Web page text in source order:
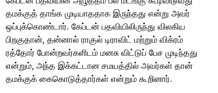
தமக்குத் தாங்க முடியாததாக இருந்தது என்று அவர்
ஒப்புக்கொண்டார். கேப்டன் பதவியிலிருந்து விலகிய
பிறகுதான், தன்னால் ராகுல் டிராவிட் மற்றும் விக்ரம்
ரத்தோர் போன்றவர்களிடம் மனசு விட்டுப் பேச முடிந்தது
என்றும், அந்த இக்கட்டான சமயத்தில் அவர்கள் தான்
தமக்குக் கைகொடுத்தார்கள் என்றும் கூறினார்.